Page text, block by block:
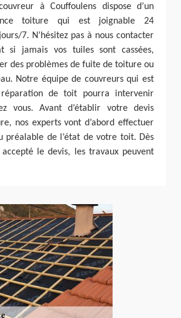
à Couffoulens dispose d’un
toiture qui est joignable 24
7. N’hésitez pas à nous contacter
si jamais vos tuiles sont cassées,
des problèmes de fuite de toiture ou
Notre équipe de couvreurs qui est
réparation de toit pourra intervenir
vous. Avant d’établir votre devis
nos experts vont d’abord effectuer
préalable de l’état de votre toit. Dès
le devis, les travaux peuvent